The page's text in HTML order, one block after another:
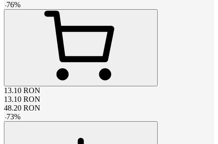
-76%
13.10 RON
13.10 RON
48.20 RON
-73%